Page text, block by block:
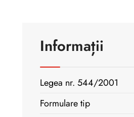
Informații
Legea nr. 544/2001
Formulare tip